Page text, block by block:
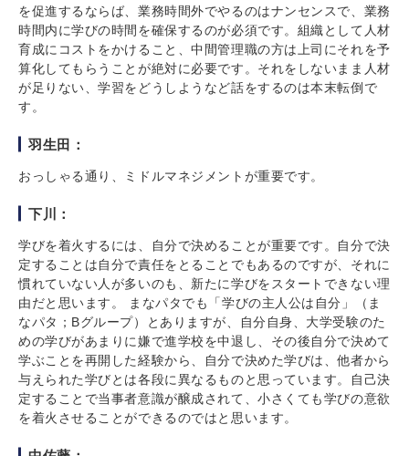
を促進するならば、業務時間外でやるのはナンセンスで、業務
時間内に学びの時間を確保するのが必須です。組織として人材
育成にコストをかけること、中間管理職の方は上司にそれを予
算化してもらうことが絶対に必要です。それをしないまま人材
が足りない、学習をどうしようなど話をするのは本末転倒で
す。
羽生田：
おっしゃる通り、ミドルマネジメントが重要です。
下川：
学びを着火するには、自分で決めることが重要です。自分で決
定することは自分で責任をとることでもあるのですが、それに
慣れていない人が多いのも、新たに学びをスタートできない理
由だと思います。 まなパタでも「学びの主人公は自分」（ま
なパタ；Bグループ）とありますが、自分自身、大学受験のた
めの学びがあまりに嫌で進学校を中退し、その後自分で決めて
学ぶことを再開した経験から、自分で決めた学びは、他者から
与えられた学びとは各段に異なるものと思っています。自己決
定することで当事者意識が醸成されて、小さくても学びの意欲
を着火させることができるのではと思います。